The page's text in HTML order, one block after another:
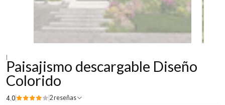
|
Paisajismo descargable Diseño
Colorido
4.0 2 reseñas